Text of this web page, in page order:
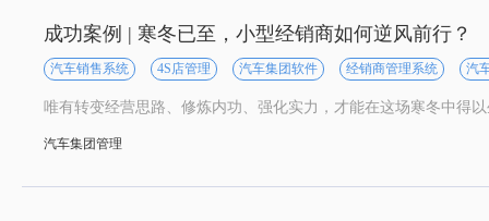
成功案例 | 寒冬已至，小型经销商如何逆风前行？
汽车销售系统 4S店管理 汽车集团软件 经销商管理系统 汽
唯有转变经营思路、修炼内功、强化实力，才能在这场寒冬中得
汽车集团管理